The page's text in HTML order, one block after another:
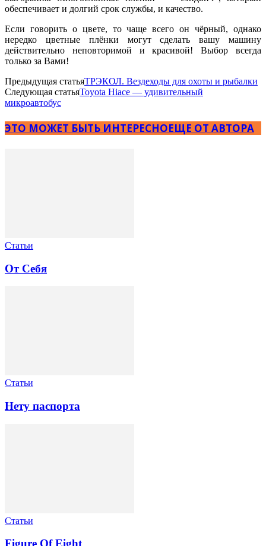
обеспечивает и долгий срок службы, и качество.
Если говорить о цвете, то чаще всего он чёрный, однако
нередко цветные плёнки могут сделать вашу машину
действительно неповторимой и красивой! Выбор всегда
только за Вами!
Предыдущая статьяТРЭКОЛ. Вездеходы для охоты и рыбалки
Следующая статьяToyota Hiace — удивительный
микроавтобус
ЭТО МОЖЕТ БЫТЬ ИНТЕРЕСНОЕЩЕ ОТ АВТОРА
Статьи
От Себя
Статьи
Нету паспорта
Статьи